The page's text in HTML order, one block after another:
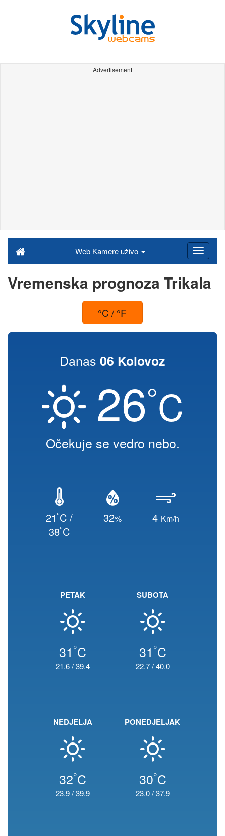
Advertisement
Web Kamere uživo
Vremenska prognoza Trikala
°C / °F
Danas 06 Kolovoz
26°C
Očekuje se vedro nebo.
21°C /
38°C
32% 4 Km/h
PETAK
31 °C
21.6/39.4
SUBOTA
31 °C
22.7/40.0
NEDJELJA
32°C
23.9/39.9
PONEDJELJAK
30°C
23.0/37.9